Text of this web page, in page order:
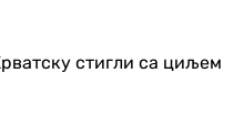
стигли са циљем